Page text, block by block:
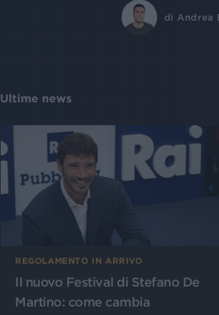
di Andrea
Ultime news
REGOLAMENTO IN ARRIVO
Il nuovo Festival di Stefano De
Martino: come cambia